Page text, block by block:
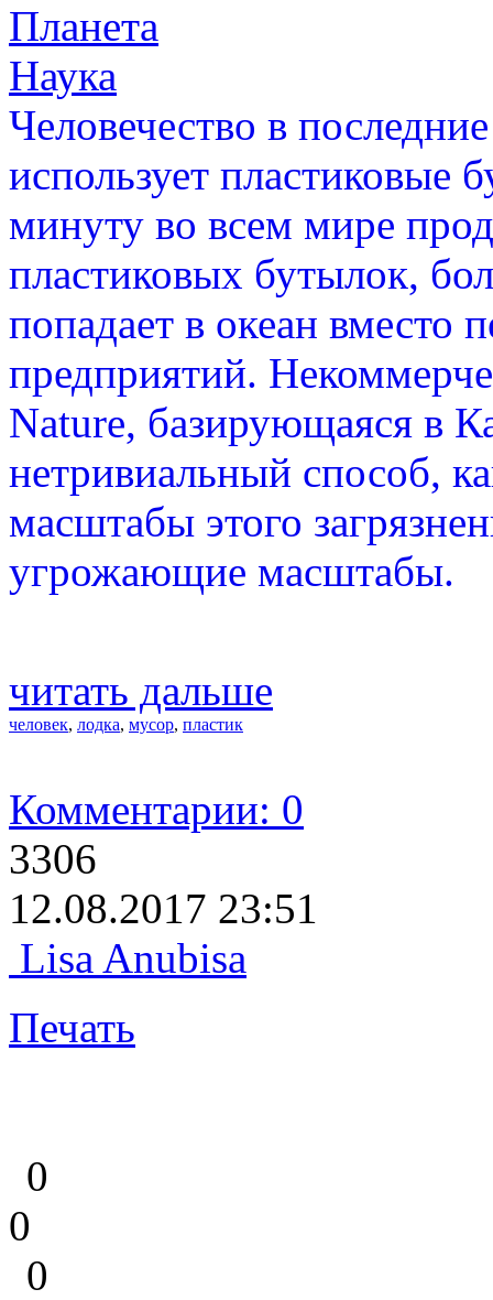
Планета
Наука
Человечество в
использует пластиковые
минуту во всем мире
пластиковых бутылок,
попадает в океан вместо
предприятий.
Nature, базирующаяся в
нетривиальный способ,
масштабы этого
угрожающие масштабы.
читать дальше
человек, лодка, мусор, пластик
Комментарии: 0
3306
12.08.2017 23:51
Lisa Anubisa
Печать
0
0
0